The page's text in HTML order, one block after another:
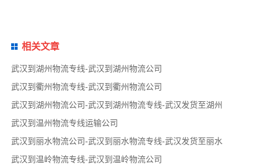
相关文章
武汉到湖州物流专线-武汉到湖州物流公司
武汉到衢州物流专线-武汉到衢州物流公司
武汉到湖州物流公司-武汉到湖州物流专线-武汉发货至湖州
武汉到温州物流专线运输公司
武汉到丽水物流公司-武汉到丽水物流专线-武汉发货至丽水
武汉到温岭物流专线-武汉到温岭物流公司